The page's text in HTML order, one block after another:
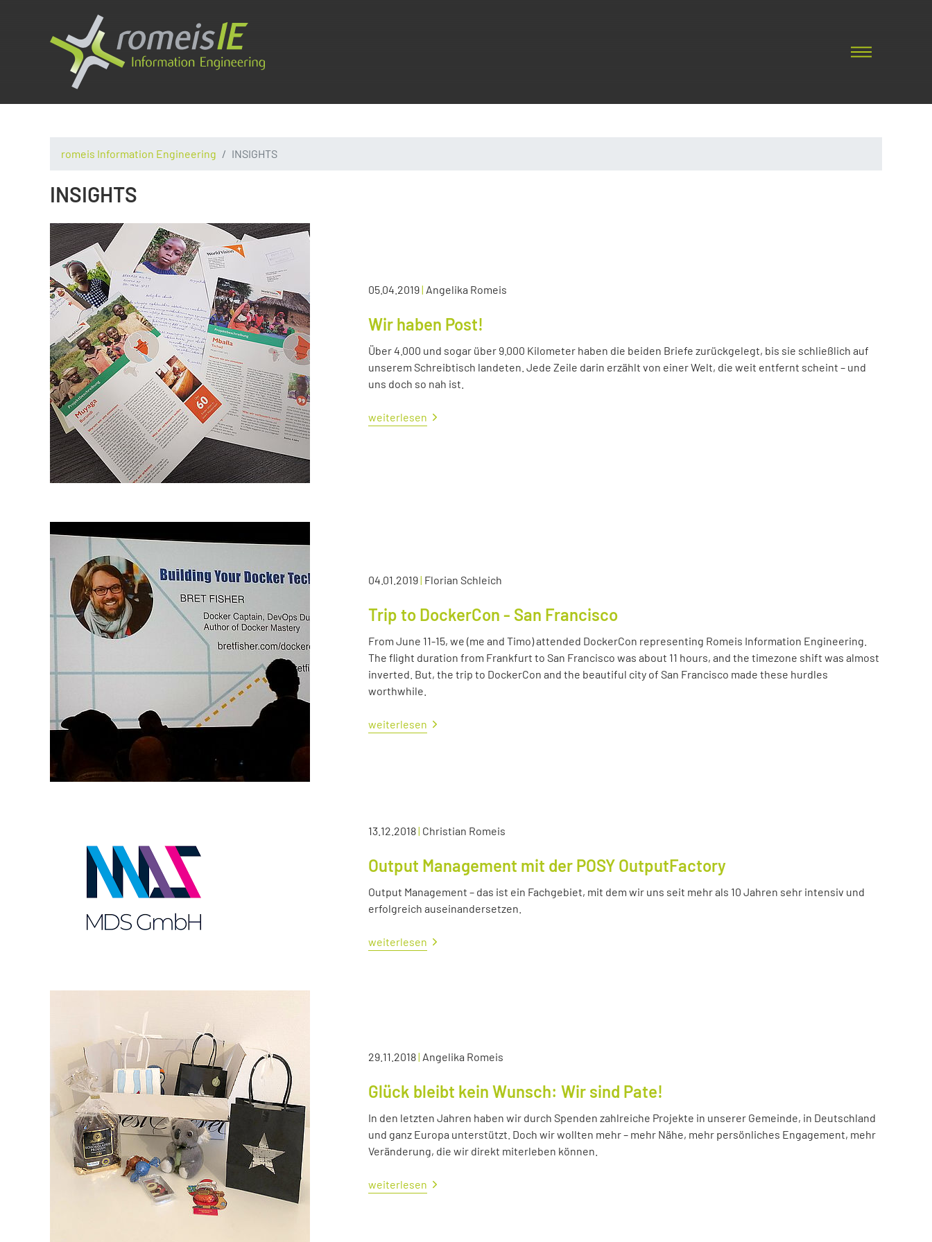
romeis Information Engineering INSIGHTS
INSIGHTS
05.04.2019| Angelika Romeis
Wir haben Post!
Über 4.000 und sogar über 9.000 Kilometer haben die beiden Briefe zurückgelegt, bis sie schließlich auf
unserem Schreibtisch landeten. Jede Zeile darin erzählt von einer Welt, die weit entfernt scheint – und
uns doch so nah ist.
weiterlesen
04.01.2019| Florian Schleich
Trip to DockerCon - San Francisco
From June 11-15, we (me and Timo) attended DockerCon representing Romeis Information Engineering.
The flight duration from Frankfurt to San Francisco was about 11 hours, and the timezone shift was almost
inverted. But, the trip to DockerCon and the beautiful city of San Francisco made these hurdles
worthwhile.
weiterlesen
13.12.2018| Christian Romeis
Output Management mit der POSY OutputFactory
Output Management – das ist ein Fachgebiet, mit dem wir uns seit mehr als 10 Jahren sehr intensiv und
erfolgreich auseinandersetzen.
weiterlesen
29.11.2018| Angelika Romeis
Glück bleibt kein Wunsch: Wir sind Pate!
In den letzten Jahren haben wir durch Spenden zahlreiche Projekte in unserer Gemeinde, in Deutschland
und ganz Europa unterstützt. Doch wir wollten mehr – mehr Nähe, mehr persönliches Engagement, mehr
Veränderung, die wir direkt miterleben können.
weiterlesen